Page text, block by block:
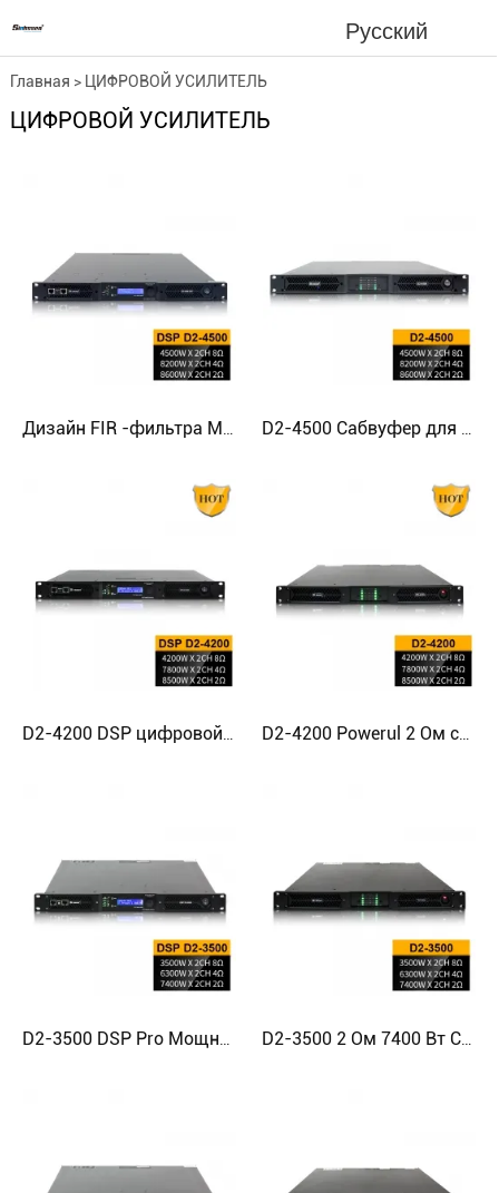
Русский
Главная > ЦИФРОВОЙ УСИЛИТЕЛЬ
ЦИФРОВОЙ УСИЛИТЕЛЬ
D2-4200 DSP цифровой 2-канальный усилитель для сабвуфера D2-4200 Powerul 2 Ом стабильный цифровой усилитель мощности для сабвуфера
D2-3500 DSP Pro Мощный профессиональный усилитель класса D D2-3500 2 Ом 7400 Вт Стерео цифровой усилитель мощности 1u